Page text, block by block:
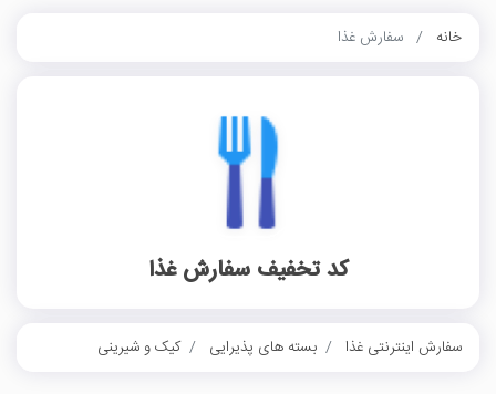
خانه سفارش غذا
کد تخفیف سفارش غذا
سفارش اینترنتی غذا بسته های پذیرایی کیک و شیرینی